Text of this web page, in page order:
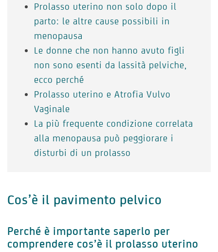
Prolasso uterino non solo dopo il
parto: le altre cause possibili in
menopausa
Le donne che non hanno avuto figli
non sono esenti da lassità pelviche,
ecco perché
Prolasso uterino e Atrofia Vulvo
Vaginale
La più frequente condizione correlata
alla menopausa può peggiorare i
disturbi di un prolasso
Cos’è il pavimento pelvico
Perché è importante saperlo per
comprendere cos’è il prolasso uterino